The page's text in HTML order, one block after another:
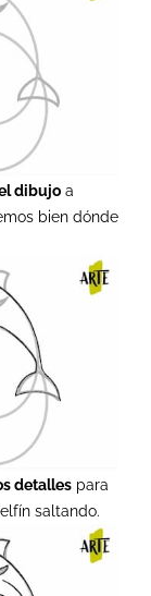
dibujo a
bien dónde
detalles para
saltando.